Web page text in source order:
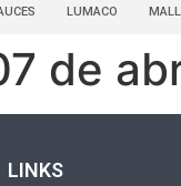
LUMACO
de
LINKS